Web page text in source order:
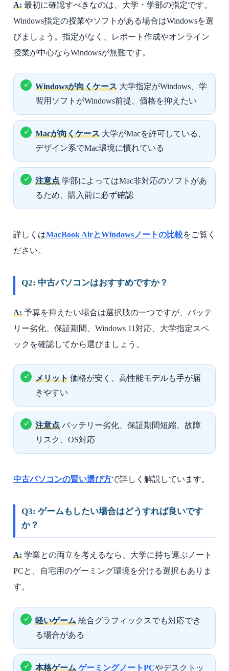
A: 最初に確認すべきなのは、大学・学部の指定です。
Windows指定の授業やソフトがある場合はWindowsを選
びましょう。指定がなく、レポート作成やオンライン
授業が中心ならWindowsが無難です。
Windowsが向くケース 大学指定がWindows、学
習用ソフトがWindows前提、価格を抑えたい
Macが向くケース 大学がMacを許可している、
デザイン系でMac環境に慣れている
注意点 学部によってはMac非対応のソフトがあ
るため、購入前に必ず確認
詳しくはMacBook AirとWindowsノートの比較をご覧く
ださい。
Q2: 中古パソコンはおすすめですか？
A: 予算を抑えたい場合は選択肢の一つですが、バッテ
リー劣化、保証期間、Windows 11対応、大学指定スペ
ックを確認してから選びましょう。
メリット 価格が安く、高性能モデルも手が届
きやすい
注意点 バッテリー劣化、保証期間短縮、故障
リスク、OS対応
中古パソコンの賢い選び方で詳しく解説しています。
Q3: ゲームもしたい場合はどうすれば良いです
か？
A: 学業との両立を考えるなら、大学に持ち運ぶノート
PCと、自宅用のゲーミング環境を分ける選択もありま
す。
軽いゲーム 統合グラフィックスでも対応でき
る場合がある
本格ゲーム ゲーミングノートPCやデスクトッ